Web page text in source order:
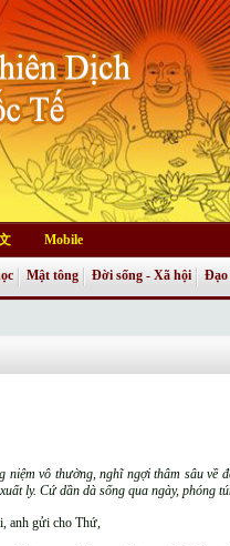
Mobile
Mật tông Đời sống - Xã hội Đạo
niệm vô thường, nghĩ ngợi thâm sâu
ly. Cứ dần dà sống qua ngày,
anh gửi cho Thứ,